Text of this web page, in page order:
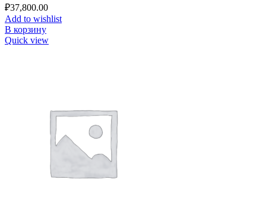
₽37,800.00
Add to wishlist
В корзину
Quick view